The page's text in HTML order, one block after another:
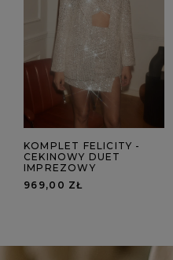
KOMPLET FELICITY -
CEKINOWY DUET
IMPREZOWY
969,00 ZŁ